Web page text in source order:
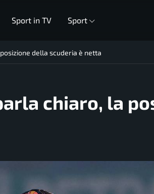
Sport in TV Sport
della scuderia è netta
chiaro, la